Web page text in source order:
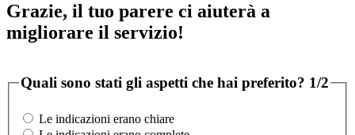
Grazie, il tuo parere ci aiuterà a
migliorare il servizio!
Quali sono stati gli aspetti che hai preferito? 1/2
Le indicazioni erano chiare